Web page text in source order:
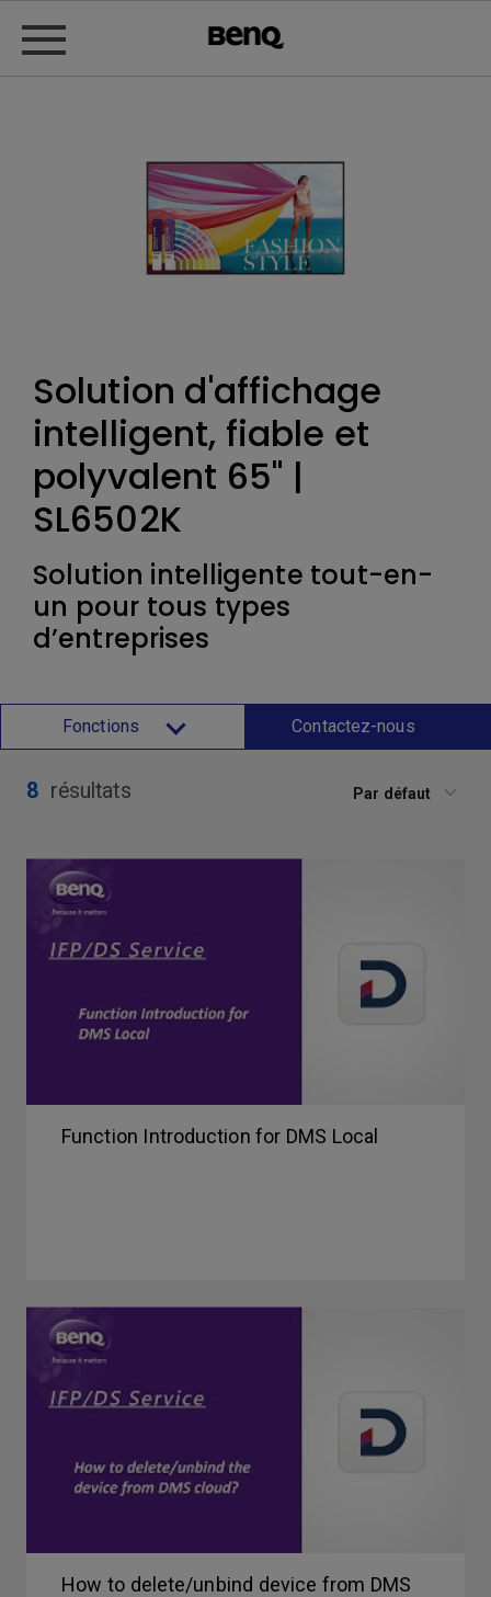
Solution d'affichage
intelligent, fiable et
polyvalent 65" |
SL6502K
Solution intelligente tout-en-
un pour tous types
d’entreprises
Fonctions Contactez-nous
8 résultats Par défaut
Function Introduction for DMS Local
How to delete/unbind device from DMS